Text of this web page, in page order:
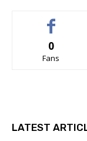
0
Fans
LATEST